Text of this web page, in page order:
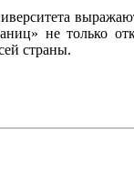
не только
страны.